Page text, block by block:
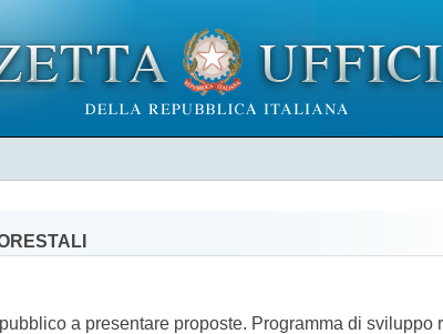
a presentare proposte. Programma di sviluppo